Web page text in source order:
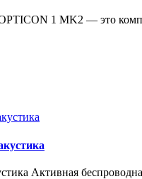
1 MK2 — это
Активная